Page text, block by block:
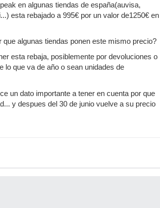
en algunas tiendas de españa(auvisa,
esta rebajado a 995€ por un valor de1250€ en
algunas tiendas ponen este mismo precio?
esta rebaja, posiblemente por devoluciones o
lo que va de año o sean unidades de
un dato importante a tener en cuenta por que
y despues del 30 de junio vuelve a su precio